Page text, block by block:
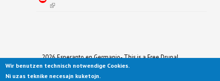
(link is external)
2026 Esperanto en Germanio- This is a Free Drupal
Theme
Ported to Drupal for the Open Source Community by
Wir benutzen technisch notwendige Cookies.
Ni uzas teknike necesajn kuketojn.